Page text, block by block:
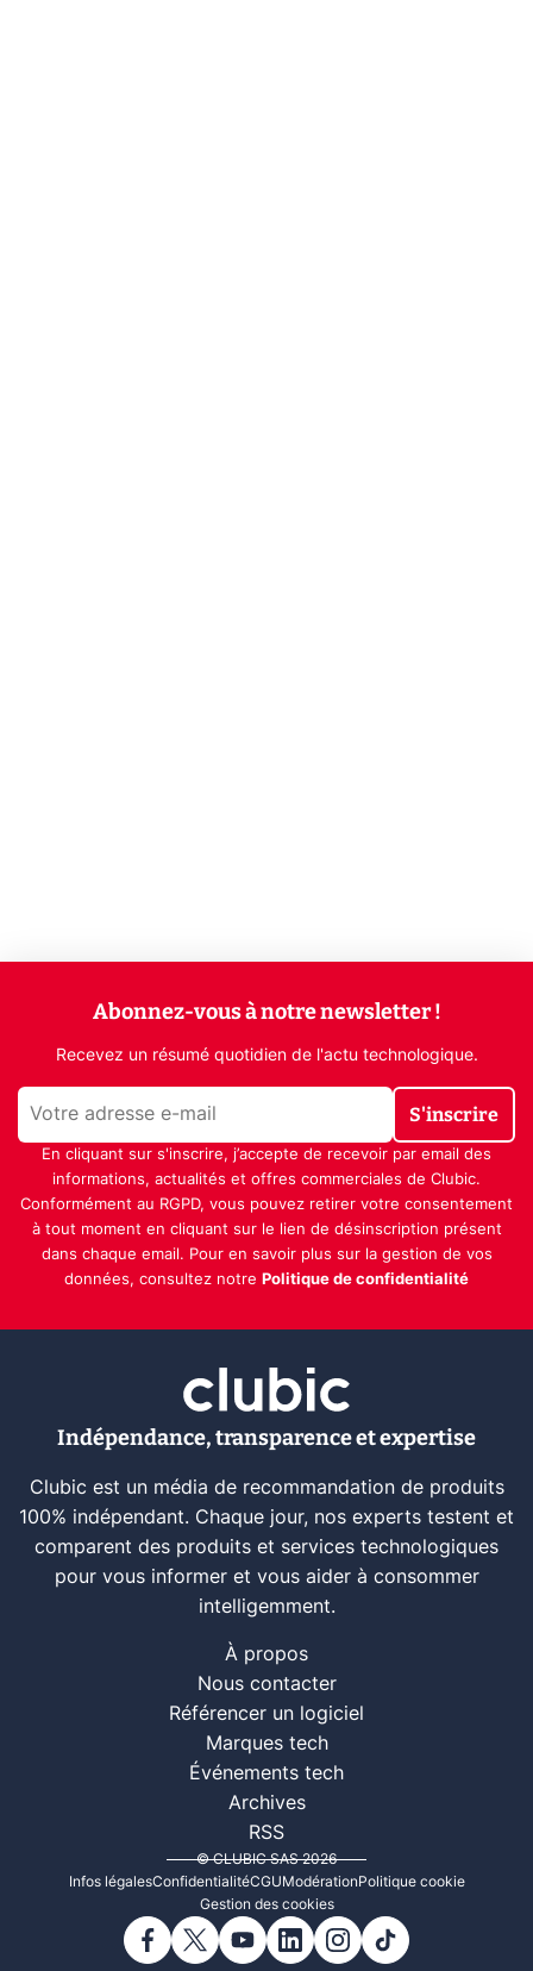
Abonnez-vous à notre newsletter !
Recevez un résumé quotidien de l'actu technologique.
S'inscrire
En cliquant sur s'inscrire, j’accepte de recevoir par email des
informations, actualités et offres commerciales de Clubic.
Conformément au RGPD, vous pouvez retirer votre consentement
à tout moment en cliquant sur le lien de désinscription présent
dans chaque email. Pour en savoir plus sur la gestion de vos
données, consultez notre Politique de confidentialité
Indépendance, transparence et expertise
Clubic est un média de recommandation de produits
100% indépendant. Chaque jour, nos experts testent et
comparent des produits et services technologiques
pour vous informer et vous aider à consommer
intelligemment.
À propos
Nous contacter
Référencer un logiciel
Marques tech
Événements tech
Archives
RSS
© CLUBIC SAS 2026
Infos légalesConfidentialitéCGUModérationPolitique cookie
Gestion des cookies